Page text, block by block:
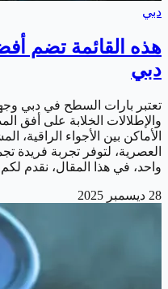
دبي
هذه القائمة تضم
دبي
تعتبر بارات السطح في دبي
والإطلالات الخلابة على أفق
الأماكن بين الأجواء الراقية،
العصرية، لتوفر تجربة فريدة
واحد، في هذا المقال، نقدم
28 ديسمبر 2025